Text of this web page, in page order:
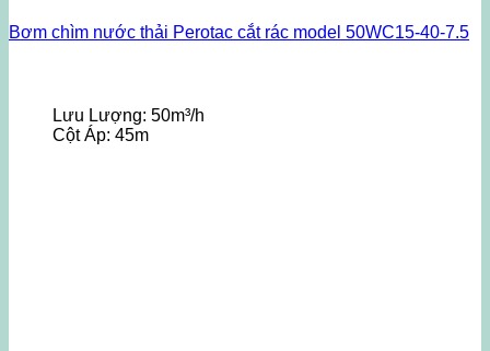
Bơm chìm nước thải Perotac cắt rác model 50WC15-40-7.5
Lưu Lượng: 50m³/h
Cột Áp: 45m